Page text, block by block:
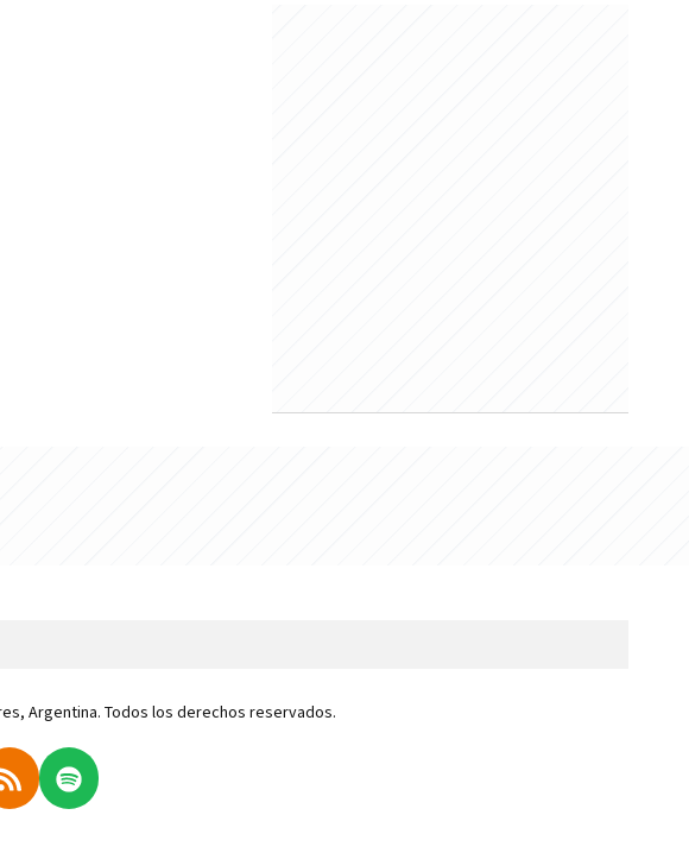
Argentina. Todos los derechos reservados.